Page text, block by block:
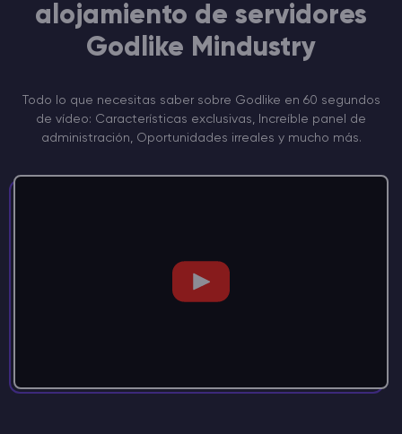
alojamiento de servidores
Godlike Mindustry
Todo lo que necesitas saber sobre Godlike en 60 segundos
de vídeo: Características exclusivas, Increíble panel de
administración, Oportunidades irreales y mucho más.